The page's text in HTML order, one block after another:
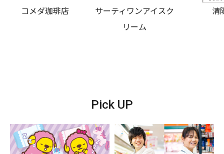
コメダ珈琲店
サーティワンアイスク
リーム
清
Pick UP